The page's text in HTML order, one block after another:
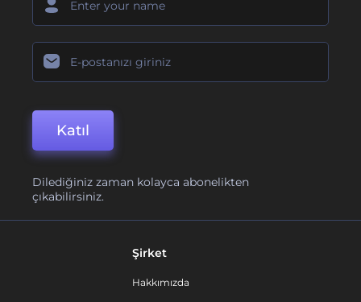
Katıl
Dilediğiniz zaman kolayca abonelikten
çıkabilirsiniz.
Şirket
Hakkımızda